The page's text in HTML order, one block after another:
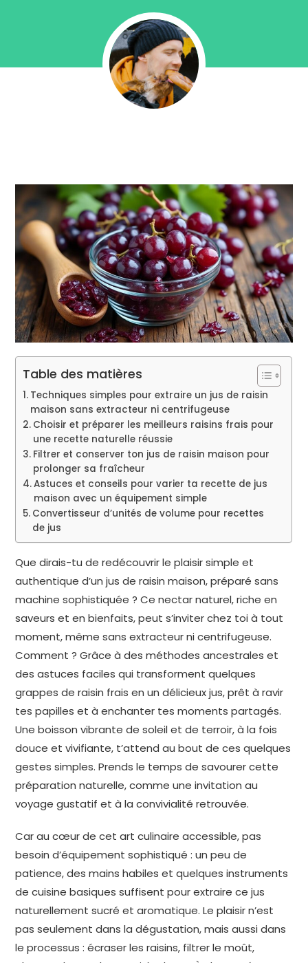
Table des matières
Techniques simples pour extraire un jus de raisin
maison sans extracteur ni centrifugeuse
Choisir et préparer les meilleurs raisins frais pour
une recette naturelle réussie
Filtrer et conserver ton jus de raisin maison pour
prolonger sa fraîcheur
Astuces et conseils pour varier ta recette de jus
maison avec un équipement simple
Convertisseur d’unités de volume pour recettes
de jus
Que dirais-tu de redécouvrir le plaisir simple et
authentique d’un jus de raisin maison, préparé sans
machine sophistiquée ? Ce nectar naturel, riche en
saveurs et en bienfaits, peut s’inviter chez toi à tout
moment, même sans extracteur ni centrifugeuse.
Comment ? Grâce à des méthodes ancestrales et
des astuces faciles qui transforment quelques
grappes de raisin frais en un délicieux jus, prêt à ravir
tes papilles et à enchanter tes moments partagés.
Une boisson vibrante de soleil et de terroir, à la fois
douce et vivifiante, t’attend au bout de ces quelques
gestes simples. Prends le temps de savourer cette
préparation naturelle, comme une invitation au
voyage gustatif et à la convivialité retrouvée.
Car au cœur de cet art culinaire accessible, pas
besoin d’équipement sophistiqué : un peu de
patience, des mains habiles et quelques instruments
de cuisine basiques suffisent pour extraire ce jus
naturellement sucré et aromatique. Le plaisir n’est
pas seulement dans la dégustation, mais aussi dans
le processus : écraser les raisins, filtrer le moût,